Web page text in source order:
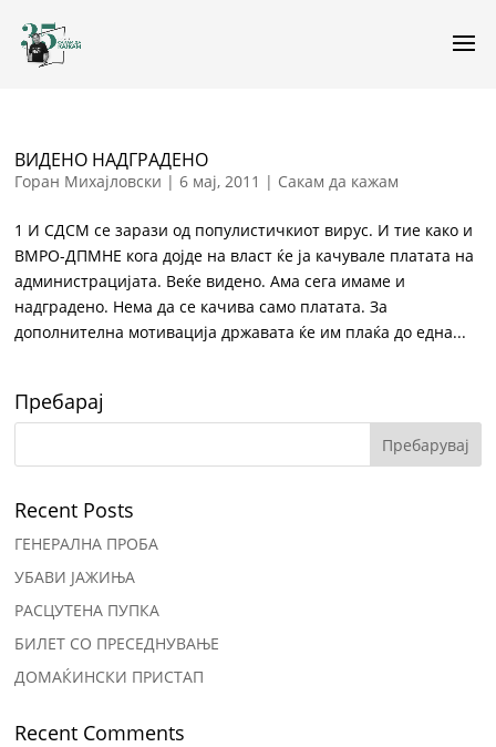
ВИДЕНО НАДГРАДЕНО
Горан Михајловски |6 мај, 2011 | Сакам да кажам
1 И СДСМ се зарази од популистичкиот вирус. И тие како и
ВМРО-ДПМНЕ кога дојде на власт ќе ја качувале платата на
администрацијата. Веќе видено. Ама сега имаме и
надградено. Нема да се качива само платата. За
дополнителна мотивација државата ќе им плаќа до една...
Пребарај
Recent Posts
ГЕНЕРАЛНА ПРОБА
УБАВИ ЈАЖИЊА
РАСЦУТЕНА ПУПКА
БИЛЕТ СО ПРЕСЕДНУВАЊЕ
ДОМАЌИНСКИ ПРИСТАП
Recent Comments